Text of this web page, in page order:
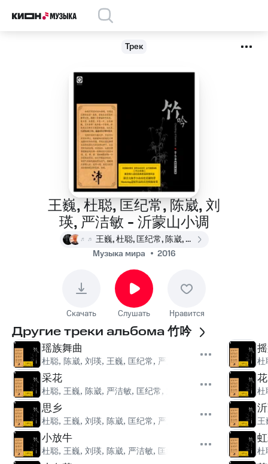
Трек
王巍, 杜聪, 匡纪常, 陈崴, 刘
瑛, 严洁敏 - 沂蒙山小调
王巍, 杜聪, 匡纪常, 陈崴, 刘瑛, 严洁敏
Музыка мира
2016
Скачать Слушать Нравится
Другие треки альбома竹吟
瑶族舞曲
杜聪, 陈崴, 刘瑛, 王巍, 匡纪常, 严洁敏
采花
杜聪, 王巍, 陈崴, 严洁敏, 匡纪常,
思乡
杜聪, 王巍, 刘瑛, 陈崴, 匡纪常, 严洁敏
小放牛
杜聪, 王巍, 刘瑛, 陈崴, 严洁敏, 匡纪常
杜
杜
王
杜